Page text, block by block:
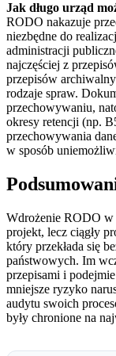
Jak długo urząd
RODO nakazuje
niezbędne do
administracji
najczęściej z
przepisów
rodzaje spraw.
przechowywaniu,
okresy retencji (np.
przechowywania
w sposób
Wdrożenie RODO w
projekt, lecz ciągły
który przekłada się
państwowych. Im
przepisami i
mniejsze ryzyko
audytu swoich
były chronione na